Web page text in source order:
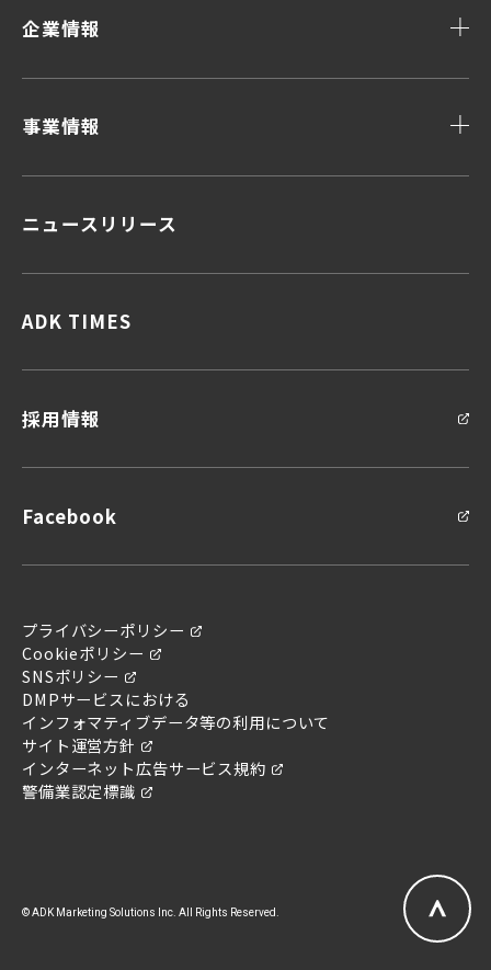
問い合わせ
企業情報
事業情報
顧客データ＆インサイト
企画力・クリエイティビティ
ニュースリリース
ADK TIMES
採用情報
Facebook
プライバシーポリシー
Cookieポリシー
SNSポリシー
DMPサービスにおける
インフォマティブデータ等の利用について
サイト運営方針
インターネット広告サービス規約
警備業認定標識
© ADK Marketing Solutions Inc. All Rights Reserved.